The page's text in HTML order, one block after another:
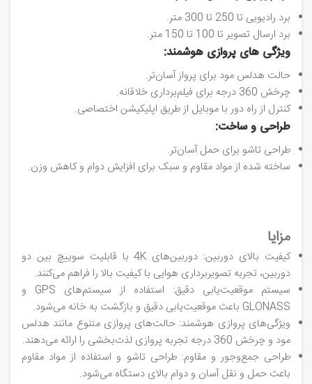
برد رادیویی تا 250 تا 300 متر.
برد ارسال تصویر تا 100 تا 150 متر.
ویژگی‌ های پروازی هوشمند:
حالت هدلس مود برای پرواز آسان‌تر.
چرخش 360 درجه برای فیلم‌برداری خلاقانه.
کنترل از راه دور با موبایل از طریق اپلیکیشن اختصاصی.
طراحی و ساخت:
طراحی تاشو برای حمل آسان‌تر.
ساخته شده از مواد مقاوم و سبک برای افزایش دوام و کاهش وزن.
مزایا
کیفیت بالای دوربین: دوربین‌های 4K با قابلیت سوییچ بین دو
دوربین، تجربه تصویربرداری هوایی با کیفیت بالا را فراهم می‌کنند.
سیستم موقعیت‌یابی دقیق: استفاده از سیستم‌های GPS و
GLONASS باعث موقعیت‌یابی دقیق و بازگشت به خانه می‌شود.
ویژگی‌های پروازی هوشمند: حالت‌های پروازی متنوع مانند هدلس
مود و چرخش 360 درجه تجربه پروازی لذت‌بخشی را ارائه می‌دهند.
طراحی جمع‌وجور و مقاوم: طراحی تاشو و استفاده از مواد مقاوم
باعث حمل و نقل آسان و دوام بالای دستگاه می‌شود.